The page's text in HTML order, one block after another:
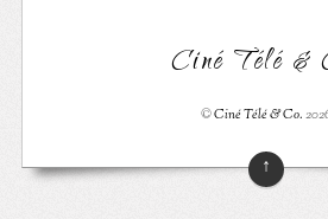
Ciné Télé &
©Ciné Télé & Co.
↑